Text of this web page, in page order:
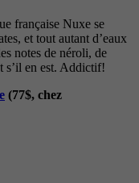
française Nuxe se
et tout autant d’eaux
notes de néroli, de
s’il en est. Addictif!
(77$, chez